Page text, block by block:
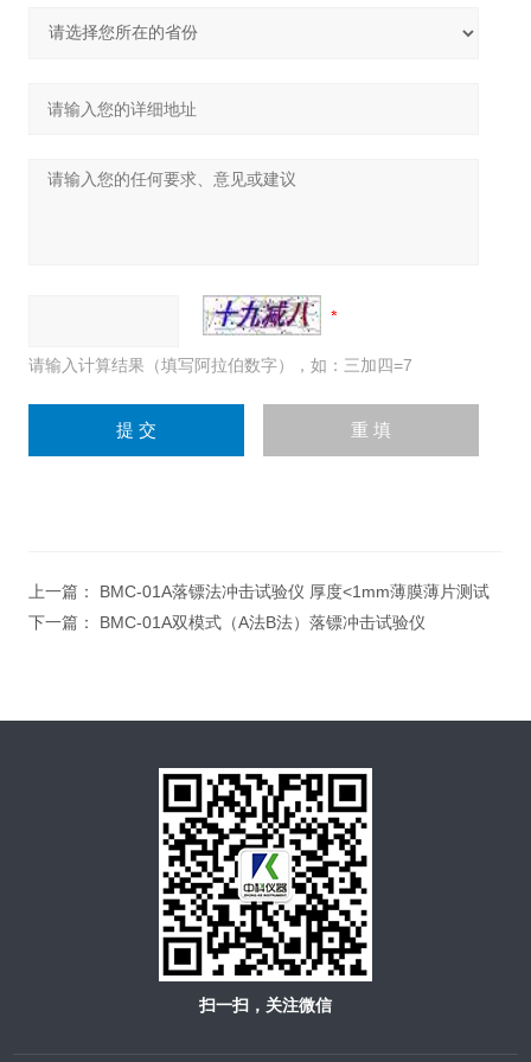
请输入计算结果（填写阿拉伯数字），如：三加四=7
上一篇： BMC-01A落镖法冲击试验仪 厚度<1mm薄膜薄片测试
下一篇： BMC-01A双模式（A法B法）落镖冲击试验仪
扫一扫，关注微信